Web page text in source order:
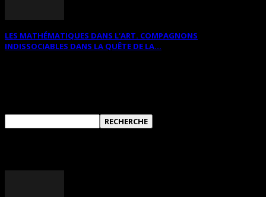
LES MATHÉMATIQUES DANS L’ART. COMPAGNONS
INDISSOCIABLES DANS LA QUÊTE DE LA...